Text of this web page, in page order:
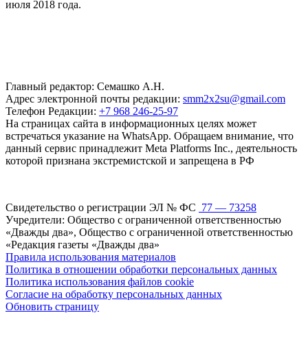
июля 2018 года.
Главный редактор: Семашко А.Н.
Адрес электронной почты редакции: smm2x2su@gmail.com
Телефон Редакции: +7 968 246-25-97
На страницах сайта в информационных целях может
встречаться указание на WhatsApp. Обращаем внимание, что
данный сервис принадлежит Meta Platforms Inc., деятельность
которой признана экстремистской и запрещена в РФ
Свидетельство о регистрации ЭЛ № ФС 77 — 73258
Учредители: Общество с ограниченной ответственностью
«Дважды два», Общество с ограниченной ответственностью
«Редакция газеты «Дважды два»
Правила использования материалов
Политика в отношении обработки персональных данных
Политика использования файлов cookie
Согласие на обработку персональных данных
Обновить страницу